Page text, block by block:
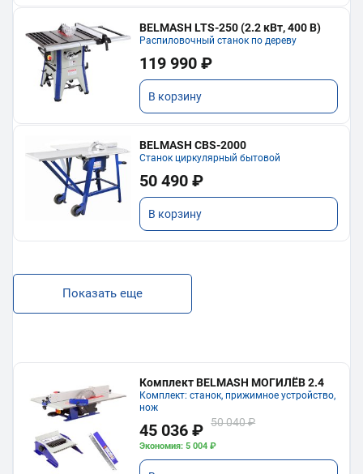
BELMASH LTS-250 (2.2 кВт, 400 В)
Распиловочный станок по дереву
119 990 ₽
В корзину
BELMASH CBS-2000
Станок циркулярный бытовой
50 490 ₽
В корзину
Показать еще
Комплект BELMASH МОГИЛЁВ 2.4
Комплект: станок, прижимное устройство,
нож
45 036 ₽ 50 040 ₽
Экономия: 5 004 ₽